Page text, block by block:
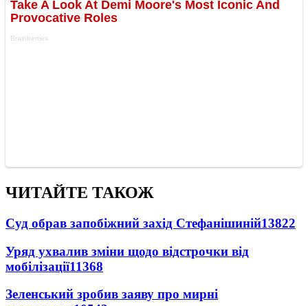
ЧИТАЙТЕ ТАКОЖ
Суд обрав запобіжний захід Стефанішиній13822
Уряд ухвалив зміни щодо відстрочки від
мобілізації11368
Зеленський зробив заяву про мирні